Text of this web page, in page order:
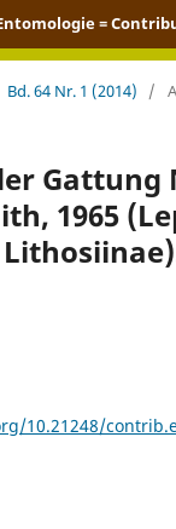
=
Bd. 64 Nr. 1 (2014) /
Gattung
1965
10.21248/